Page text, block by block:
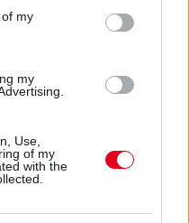
my
my
Use,
of my
with the
másodpercet javított a